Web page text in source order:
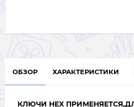
ОБЗОР ХАРАКТЕРИСТИКИ
КЛЮЧИ HEX